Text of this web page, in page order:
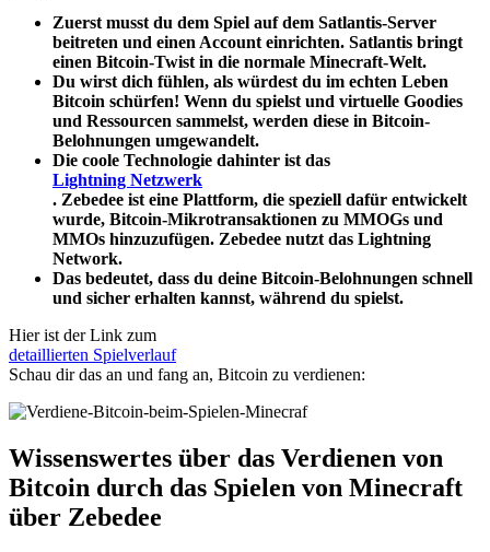
Zuerst musst du dem Spiel auf dem Satlantis-Server
beitreten und einen Account einrichten. Satlantis bringt
einen Bitcoin-Twist in die normale Minecraft-Welt.
Du wirst dich fühlen, als würdest du im echten Leben
Bitcoin schürfen! Wenn du spielst und virtuelle Goodies
und Ressourcen sammelst, werden diese in Bitcoin-
Belohnungen umgewandelt.
Die coole Technologie dahinter ist das
Lightning Netzwerk
. Zebedee ist eine Plattform, die speziell dafür entwickelt
wurde, Bitcoin-Mikrotransaktionen zu MMOGs und
MMOs hinzuzufügen. Zebedee nutzt das Lightning
Network.
Das bedeutet, dass du deine Bitcoin-Belohnungen schnell
und sicher erhalten kannst, während du spielst.
Hier ist der Link zum
detaillierten Spielverlauf
Schau dir das an und fang an, Bitcoin zu verdienen:
Wissenswertes über das Verdienen von
Bitcoin durch das Spielen von Minecraft
über Zebedee